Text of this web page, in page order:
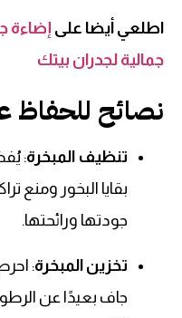
اطلعي أيضا على إضاءة
جمالية لجدران بيتك
نصائح
تنظيف المبخرة:
بقايا البخور ومنع
جودتها ورائحتها.
تخزين المبخرة:
جاف بعيدًا عن